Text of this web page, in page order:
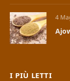
4
I PIÙ LETTI